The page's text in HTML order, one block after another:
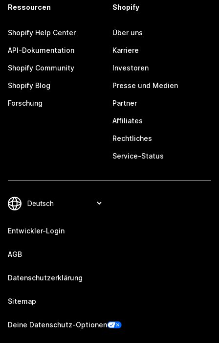
Ressourcen
Shopify Help Center
API-Dokumentation
Shopify Community
Shopify Blog
Forschung
Shopify
Über uns
Karriere
Investoren
Presse und Medien
Partner
Affiliates
Rechtliches
Service-Status
Entwickler-Login
AGB
Datenschutzerklärung
Sitemap
Deine Datenschutz-Optionen